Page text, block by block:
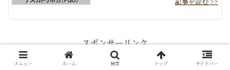
スポンサーリンク
メニュー ホーム 検索 トップ サイドバー